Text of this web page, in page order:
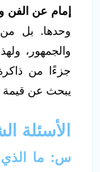
إمام عن الفن
وحدها. بل من
والجمهور،
جزءًا من
يبحث عن قيمة
الأسئلة
س: ما الذي